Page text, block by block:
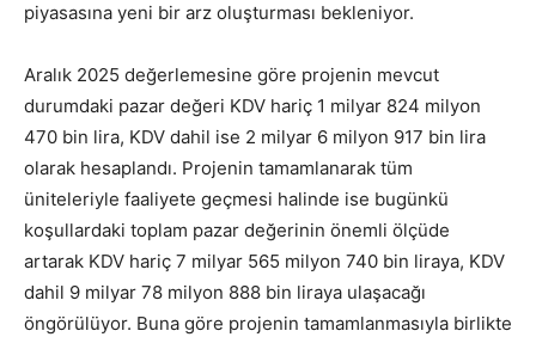
piyasasına yeni bir arz oluşturması bekleniyor.
Aralık 2025 değerlemesine göre projenin mevcut
durumdaki pazar değeri KDV hariç 1 milyar 824 milyon
470 bin lira, KDV dahil ise 2 milyar 6 milyon 917 bin lira
olarak hesaplandı. Projenin tamamlanarak tüm
üniteleriyle faaliyete geçmesi halinde ise bugünkü
koşullardaki toplam pazar değerinin önemli ölçüde
artarak KDV hariç 7 milyar 565 milyon 740 bin liraya, KDV
dahil 9 milyar 78 milyon 888 bin liraya ulaşacağı
öngörülüyor. Buna göre projenin tamamlanmasıyla birlikte